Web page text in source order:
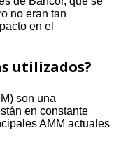
no eran tan
en el
utilizados?
son una
en constante
AMM actuales